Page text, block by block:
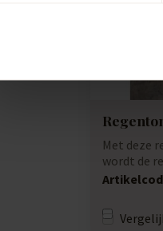
Met deze
wordt de
regenwater
...